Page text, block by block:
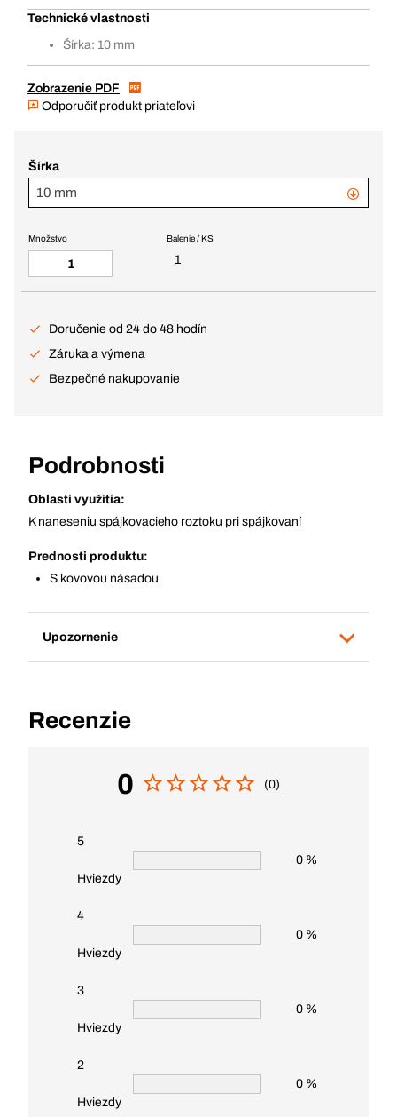
Technické vlastnosti
Šírka: 10 mm
Zobrazenie PDF
Odporučiť produkt priateľovi
Šírka
10 mm
Balenie / KS
1
Množstvo
Doručenie od 24 do 48 hodín
Záruka a výmena
Bezpečné nakupovanie
Podrobnosti
Oblasti využitia:
K naneseniu spájkovacieho roztoku pri spájkovaní
Prednosti produktu:
S kovovou násadou
Upozornenie
Recenzie
0 (0)
5
Hviezdy
0 %
4
Hviezdy
0 %
3
Hviezdy
0 %
2
Hviezdy
0 %